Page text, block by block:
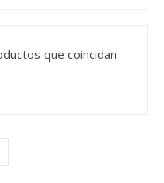
que coincidan